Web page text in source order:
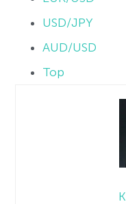
USD/JPY
AUD/USD
Top